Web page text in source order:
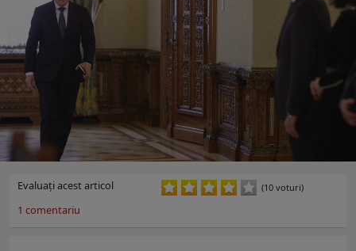
Evaluaţi acest articol (10 voturi)
1 comentariu